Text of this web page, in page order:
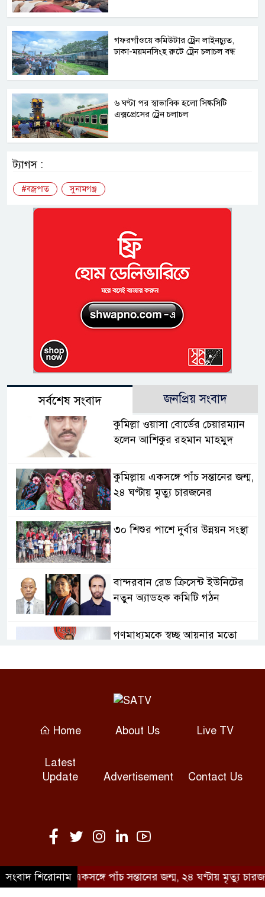
গফরগাঁওয়ে কমিউটার ট্রেন লাইনচ্যুত,
ঢাকা-ময়মনসিংহ রুটে ট্রেন চলাচল বন্ধ
৬ ঘণ্টা পর স্বাভাবিক হলো সিল্কসিটি
এক্সপ্রেসের ট্রেন চলাচল
ট্যাগস :
#বজ্রপাত সুনামগঞ্জ
সর্বশেষ সংবাদ জনপ্রিয় সংবাদ
কুমিল্লা ওয়াসা বোর্ডের চেয়ারম্যান
হলেন আশিকুর রহমান মাহমুদ
কুমিল্লায় একসঙ্গে পাঁচ সন্তানের জন্ম,
২৪ ঘণ্টায় মৃত্যু চারজনের
৩০ শিশুর পাশে দুর্বার উন্নয়ন সংস্থা
বান্দরবান রেড ক্রিসেন্ট ইউনিটের
নতুন অ্যাডহক কমিটি গঠন
গণমাধ্যমকে স্বচ্ছ আয়নার মতো
সাতক্ষীরায় স্মারকলিপি, আলোচনা
দিবস পালিত: সাংবিধানিক স্বীকৃতি
দাবি
Home About Us Live TV
Latest
Update
Advertisement Contact Us
©SATV 2026 All rights reserved
সংবাদ শিরোনাম
কুমিল্লায় একসঙ্গে পাঁচ সন্তানের জন্ম, ২৪ ঘণ্টায় মৃত্যু